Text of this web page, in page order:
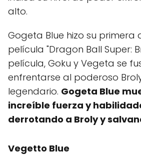
alto.
Gogeta Blue hizo su primera
película "Dragon Ball Super:
película, Goku y Vegeta se
enfrentarse al poderoso
legendario. Gogeta Blue
increíble fuerza y
derrotando a Broly y
Vegetto Blue